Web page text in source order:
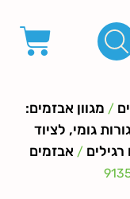
/ מגוון אבזמים:
גומי, לציוד
/ אבזמים